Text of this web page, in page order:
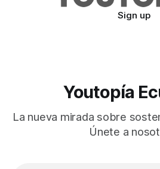
Sign up
Youtopía
La nueva mirada sobre
Únete a